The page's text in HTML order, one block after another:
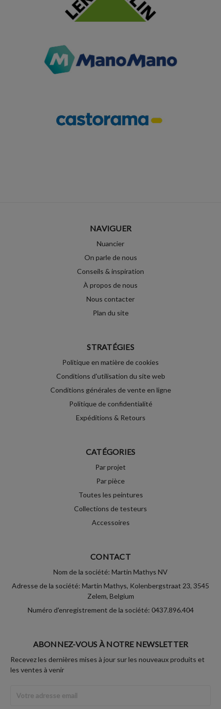
NAVIGUER
Nuancier
On parle de nous
Conseils & inspiration
À propos de nous
Nous contacter
Plan du site
STRATÉGIES
Politique en matière de cookies
Conditions d'utilisation du site web
Conditions générales de vente en ligne
Politique de confidentialité
Expéditions & Retours
CATÉGORIES
Par projet
Par pièce
Toutes les peintures
Collections de testeurs
Accessoires
CONTACT
Nom de la société: Martin Mathys NV
Adresse de la société: Martin Mathys, Kolenbergstraat 23, 3545
Zelem, Belgium
Numéro d'enregistrement de la société: 0437.896.404
ABONNEZ-VOUS À NOTRE NEWSLETTER
Recevez les dernières mises à jour sur les nouveaux produits et
les ventes à venir
Email